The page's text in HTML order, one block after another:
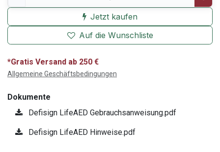
Jetzt kaufen
Auf die Wunschliste
*Gratis Versand ab 250 €
Allgemeine Geschäftsbedingungen
Dokumente
Defisign LifeAED Gebrauchsanweisung.pdf
Defisign LifeAED Hinweise.pdf